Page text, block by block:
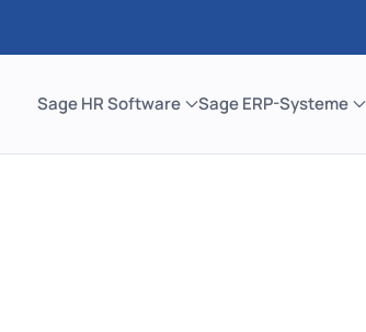
Sage HR Software Sage ERP-Systeme